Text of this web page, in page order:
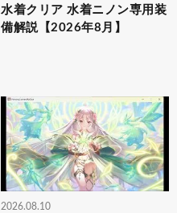
水着クリア 水着ニノン専用装
備解説【2026年8月】
2026.08.10